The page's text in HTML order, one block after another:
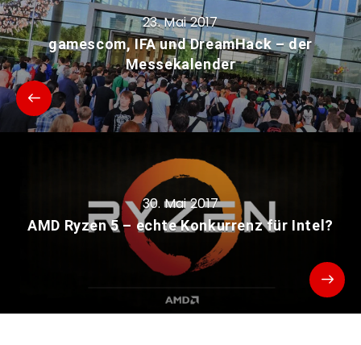
23. Mai 2017
gamescom, IFA und DreamHack – der
Messekalender
30. Mai 2017
AMD Ryzen 5 – echte Konkurrenz für Intel?